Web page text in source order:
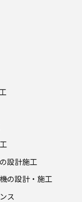
設計施工
の設計・施工
ス